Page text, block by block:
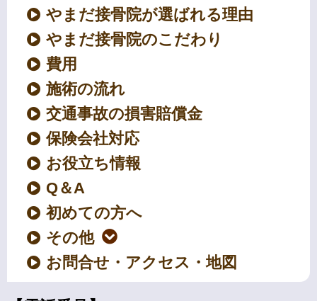
やまだ接骨院が選ばれる理由
やまだ接骨院のこだわり
費用
施術の流れ
交通事故の損害賠償金
保険会社対応
お役立ち情報
Q＆A
初めての方へ
その他
お問合せ・アクセス・地図